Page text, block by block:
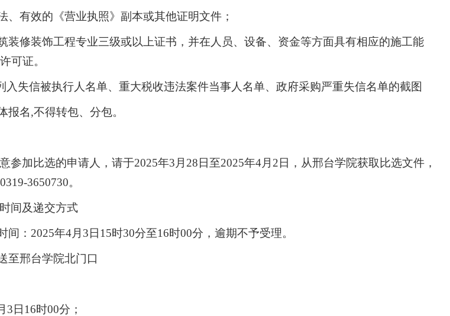
、有效的《营业执照》副本或其他证明文件；
装修装饰工程专业三级或以上证书，并在人员、设备、资金等方面具有相应的施工能
可证。
入失信被执行人名单、重大税收违法案件当事人名单、政府采购严重失信名单的截图
报名,不得转包、分包。
参加比选的申请人，请于2025年3月28日至2025年4月2日，从邢台学院获取比选文件，
3650730。
间及递交方式
间：2025年4月3日15时30分至16时00分，逾期不予受理。
至邢台学院北门口
3日16时00分；